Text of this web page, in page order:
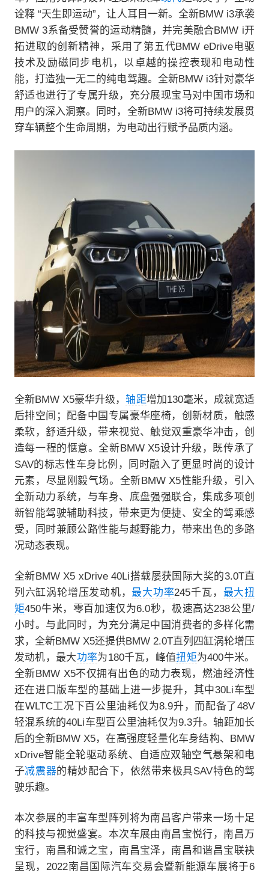
诠释 “天生即运动”，让人耳目一新。全新BMW i3承袭
BMW 3系备受赞誉的运动精髓，并完美融合BMW i开
拓进取的创新精神，采用了第五代BMW eDrive电驱
技术及励磁同步电机，以卓越的操控表现和电动性
能，打造独一无二的纯电驾趣。全新BMW i3针对豪华
舒适也进行了专属升级，充分展现宝马对中国市场和
用户的深入洞察。同时，全新BMW i3将可持续发展贯
穿车辆整个生命周期，为电动出行赋予品质内涵。
全新BMW X5豪华升级，轴距增加130毫米，成就宽适
后排空间；配备中国专属豪华座椅，创新材质，触感
柔软，舒适升级，带来视觉、触觉双重豪华冲击，创
造每一程的惬意。全新BMW X5设计升级，既传承了
SAV的标志性车身比例，同时融入了更显时尚的设计
元素，尽显刚毅气场。全新BMW X5性能升级，引入
全新动力系统，与车身、底盘强强联合，集成多项创
新智能驾驶辅助科技，带来更为便捷、安全的驾乘感
受，同时兼顾公路性能与越野能力，带来出色的多路
况动态表现。
全新BMW X5 xDrive 40Li搭载屡获国际大奖的3.0T直
列六缸涡轮增压发动机，最大功率245千瓦， 最大扭
矩450牛米，零百加速仅为6.0秒，极速高达238公里/
小时。与此同时，为充分满足中国消费者的多样化需
求，全新BMW X5还提供BMW 2.0T直列四缸涡轮增压
发动机，最大功率为180千瓦，峰值扭矩为400牛米。
全新BMW X5不仅拥有出色的动力表现，燃油经济性
还在进口版车型的基础上进一步提升，其中30Li车型
在WLTC工况下百公里油耗仅为8.9升，而配备了48V
轻混系统的40Li车型百公里油耗仅为9.3升。轴距加长
后的全新BMW X5，在高强度轻量化车身结构、BMW
xDrive智能全轮驱动系统、自适应双轴空气悬架和电
子减震器的精妙配合下，依然带来极具SAV特色的驾
驶乐趣。
本次参展的丰富车型阵列将为南昌客户带来一场十足
的科技与视觉盛宴。本次车展由南昌宝悦行，南昌万
宝行，南昌和诚之宝，南昌宝泽，南昌和谐昌宝联袂
呈现，2022南昌国际汽车交易会暨新能源车展将于6